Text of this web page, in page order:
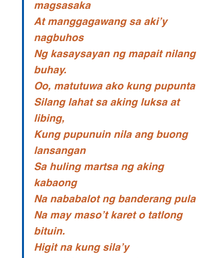
magsasaka
At manggagawang sa aki’y
nagbuhos
Ng kasaysayan ng mapait nilang
buhay.
Oo, matutuwa ako kung pupunta
Silang lahat sa aking luksa at
libing,
Kung pupunuin nila ang buong
lansangan
Sa huling martsa ng aking
kabaong
Na nababalot ng banderang pula
Na may maso’t karet o tatlong
bituin.
Higit na kung sila’y